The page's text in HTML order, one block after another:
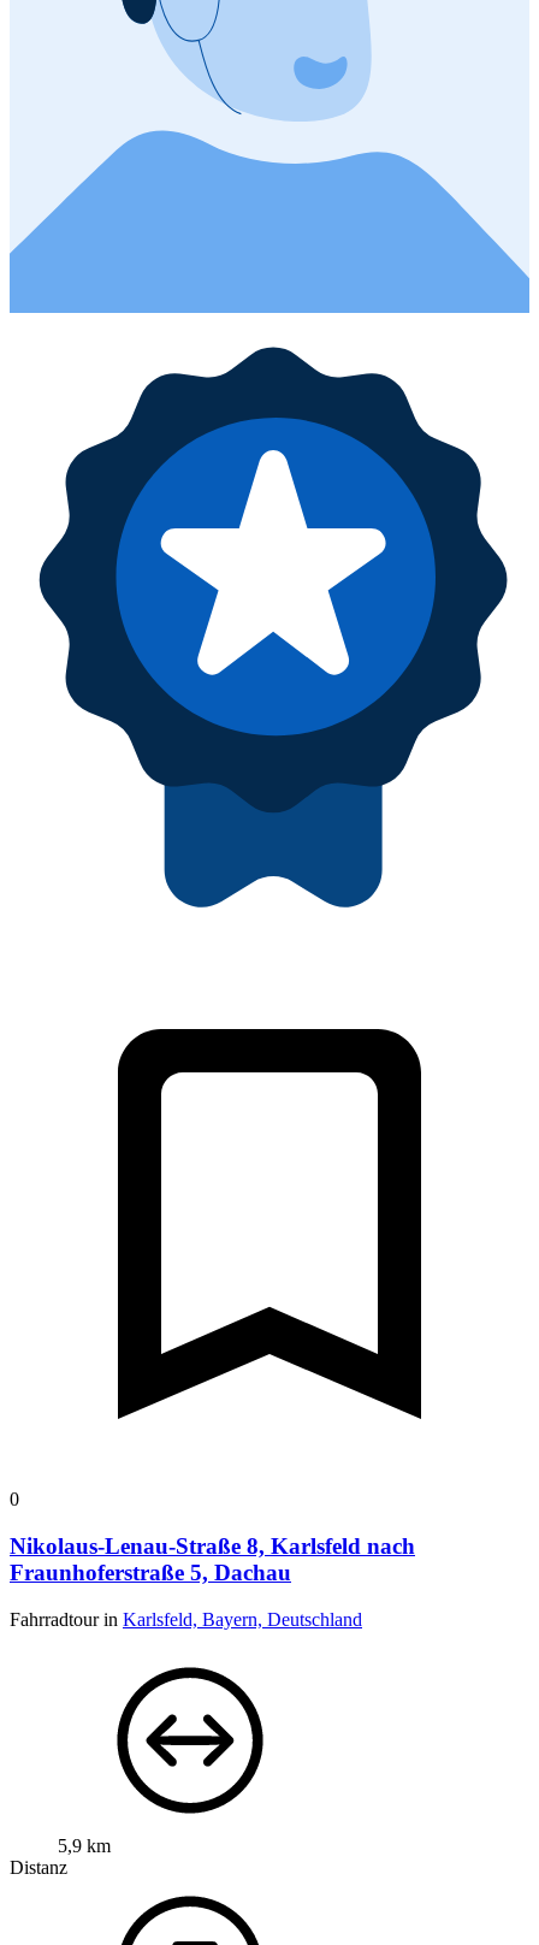
0
Nikolaus-Lenau-Straße 8, Karlsfeld nach
Fraunhoferstraße 5, Dachau
Fahrradtour in Karlsfeld, Bayern, Deutschland
5,9 km
Distanz